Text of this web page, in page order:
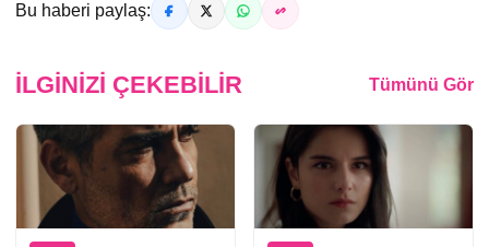
Bu haberi paylaş:
İLGINIZI ÇEKEBILIR Tümünü Gör